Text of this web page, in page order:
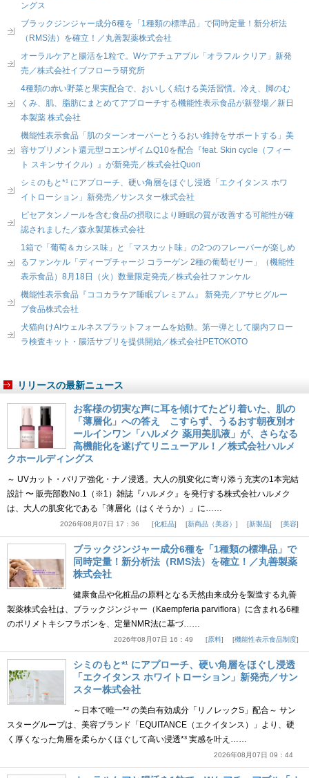
ングス
ブラックジンジャー成分6種を「1種類の標準品」で同時定量！新分析法
（RMS法）を確立！／丸善製薬株式会社
オーラルケアと腸活を1粒で。Wケアチュアブル「オラフル クリア」新発
売／株式会社イブフローラ研究所
4種類の赤い野菜と果実配合で、おいしく続ける美活習慣。冷え、脚のむ
くみ、肌、脂肪にまとめてアプローチする機能性表示食品が新登場／新日
本製薬 株式会社
機能性表示食品「肌のターンオーバーとうるおい維持をサポートする」美
容サプリメント還元型コエンザイムQ10を配合『feat. Skin cycle（フィー
ト スキンサイクル）』が新発売／株式会社Quon
シミのもと*¹ にアプローチ、硬い角層をほぐし浸透「エクイタンス ホワ
イトローション」新発売／サンスター株式会社
ピセアタンノールを含む食品の摂取により睡眠の質が改善する可能性が確
認されました／森永製菓株式会社
1箱で「葡萄＆カシス味」と「マスカット味」の2つのフレーバーが楽しめ
るファンケル「ディープチャージ コラーゲン 2種の葡萄ゼリー」（機能性
表示食品）8月18日（火）数量限定発売／株式会社ファンケル
機能性表示食品『ココカラケア睡眠プレミアム』 新発売／アサヒグルー
プ食品株式会社
犬猫向けAIウェルネスプラットフォームを始動。第一弾として腸内フロー
ラ検査キット・腸活サプリを提供開始／株式会社PETOKOTO
リリースの最新ニュース
お客様の切実な声に耳を傾けてたどり着いた、肌の
「薄層化」への答え こすらず、うるおす朝夜別オ
ールインワン「ハルメク 薬用美肌液」が、さらなる
高機能化を遂げてリニューアル！／株式会社ハルメ
クホールディングス
～ UVカット・バリア強化・ナノ浸透。大人の肌変化に寄り添う充実の1本完結
設計 〜 販売部数No.1（※1）雑誌『ハルメク』を発行する株式会社ハルメク
は、大人の肌変化である「薄層化（はくそうか）」に……
2026年08月07日 17：36 化粧品 新商品（美容） 新製品 美容
ブラックジンジャー成分6種を「1種類の標準品」で
同時定量！新分析法（RMS法）を確立！／丸善製薬
株式会社
健康食品や化粧品の原料となる天然由来成分を製造する丸善
製薬株式会社は、ブラックジンジャー（Kaempferia parviflora）に含まれる6種
のポリメトキシフラボンを、定量NMR法に基づ……
2026年08月07日 16：49 原料 機能性表示食品制度
シミのもと*¹ にアプローチ、硬い角層をほぐし浸透
「エクイタンス ホワイトローション」新発売／サン
スター株式会社
～日本で唯一*² の美白有効成分「リノレックS」配合～ サン
スターグループは、美容ブランド「EQUITANCE（エクイタンス）」より、硬
く厚くなった角層を柔らかくほぐして高い浸透*³ 実感を叶え……
2026年08月07日 09：44